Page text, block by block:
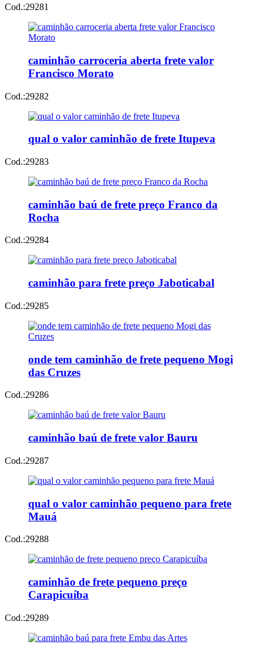
Cod.:29281
caminhão carroceria aberta frete valor
Francisco Morato
Cod.:29282
qual o valor caminhão de frete Itupeva
Cod.:29283
caminhão baú de frete preço Franco da
Rocha
Cod.:29284
caminhão para frete preço Jaboticabal
Cod.:29285
onde tem caminhão de frete pequeno Mogi
das Cruzes
Cod.:29286
caminhão baú de frete valor Bauru
Cod.:29287
qual o valor caminhão pequeno para frete
Mauá
Cod.:29288
caminhão de frete pequeno preço
Carapicuíba
Cod.:29289